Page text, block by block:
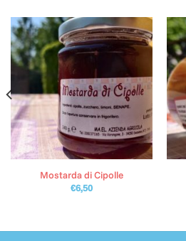
Mostarda di Cipolle
€6,50